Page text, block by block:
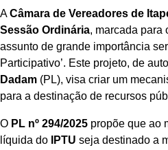
ACâmara de Vereadores de
Sessão Ordinária, marcada para
assunto de grande importância
Participativo’. Este projeto, de
Dadam (PL), visa criar um
para a destinação de recursos
O PL nº 294/2025 propõe que ao
líquida do
IPTU seja destinado a